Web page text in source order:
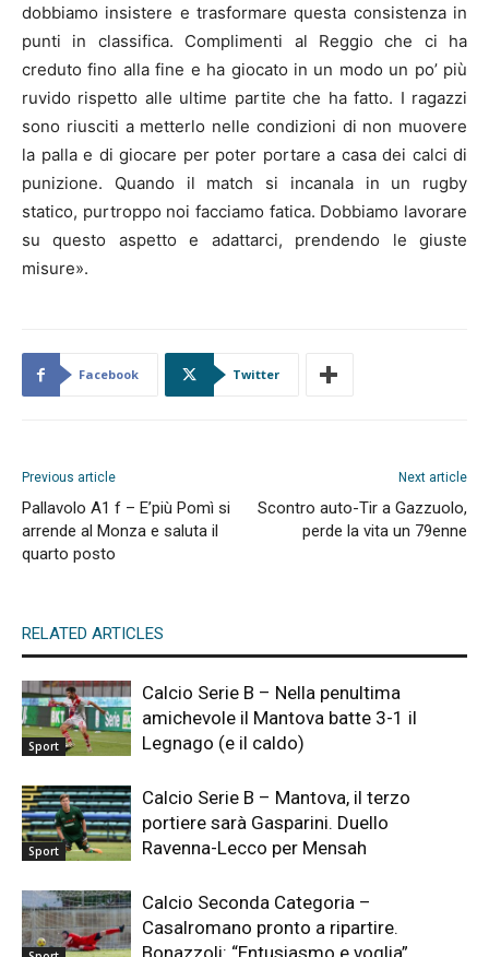
dobbiamo insistere e trasformare questa consistenza in
punti in classifica. Complimenti al Reggio che ci ha
creduto fino alla fine e ha giocato in un modo un po’ più
ruvido rispetto alle ultime partite che ha fatto. I ragazzi
sono riusciti a metterlo nelle condizioni di non muovere
la palla e di giocare per poter portare a casa dei calci di
punizione. Quando il match si incanala in un rugby
statico, purtroppo noi facciamo fatica. Dobbiamo lavorare
su questo aspetto e adattarci, prendendo le giuste
misure».
Facebook Twitter
Previous article
Pallavolo A1 f – E’più Pomì si
arrende al Monza e saluta il
quarto posto
Next article
Scontro auto-Tir a Gazzuolo,
perde la vita un 79enne
RELATED ARTICLES
Sport
Calcio Serie B – Nella penultima
amichevole il Mantova batte 3-1 il
Legnago (e il caldo)
Sport
Calcio Serie B – Mantova, il terzo
portiere sarà Gasparini. Duello
Ravenna-Lecco per Mensah
Calcio Seconda Categoria –
Casalromano pronto a ripartire.
Bonazzoli: “Entusiasmo e voglia”